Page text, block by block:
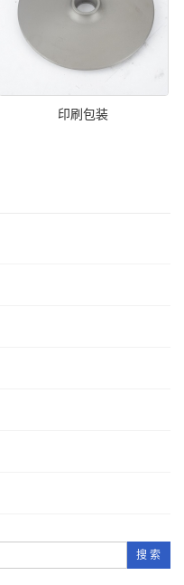
印刷包装
搜 索